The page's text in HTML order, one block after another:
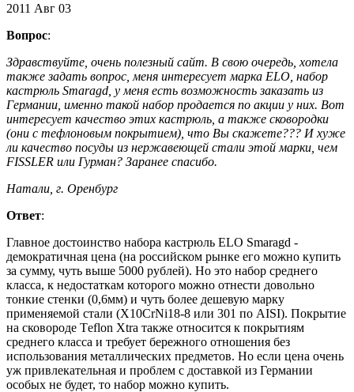
2011 Авг 03
Вопрос:
Здравствуйте, очень полезный сайт. В свою очередь, хотела
также задать вопрос, меня интересует марка ELO, набор
кастрюль Smaragd, у меня есть возможность заказать из
Германии, именно такой набор продается по акции у них. Вот
интересует качество этих кастрюль, а также сковородки
(они с тефлоновым покрытием), что Вы скажете??? И хуже
ли качество посуды из нержавеющей стали этой марки, чем
FISSLER или Гурман? Заранее спасибо.
Натали, г. Оренбург
Ответ:
Главное достоинство набора кастрюль ELO Smaragd -
демократичная цена (на российском рынке его можно купить
за сумму, чуть выше 5000 рублей). Но это набор среднего
класса, к недостаткам которого можно отнести довольно
тонкие стенки (0,6мм) и чуть более дешевую марку
применяемой стали (X10CrNi18-8 или 301 по AISI). Покрытие
на сковороде Тeflon Xtra также относится к покрытиям
среднего класса и требует бережного отношения без
использования металлических предметов. Но если цена очень
уж привлекательная и проблем с доставкой из Германии
особых не будет, то набор можно купить.